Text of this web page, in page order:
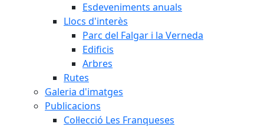
Esdeveniments anuals
Llocs d'interès
Parc del Falgar i la Verneda
Edificis
Arbres
Rutes
Galeria d'imatges
Publicacions
Col·lecció Les Franqueses